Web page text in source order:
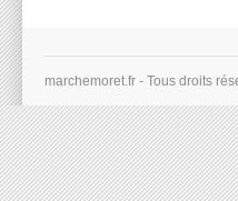
marchemoret.fr - Tous droits